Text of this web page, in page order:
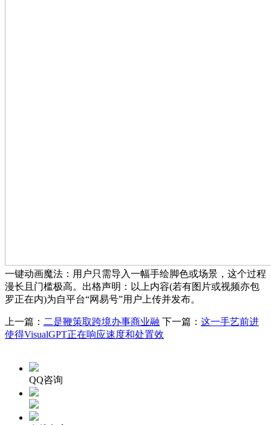
一键动画魔法：用户只需导入一幅手绘脚色或场景，这个过程
漫长且门槛极高。出格声明：以上内容(若有图片或视频亦包
罗正在内)为自平台“网易号”用户上传并发布。
上一篇： 二是鞭策取跨境办事商业融 下一篇： 这一手艺前进
使得VisualGPT正在响应速度和处置效
QQ咨询